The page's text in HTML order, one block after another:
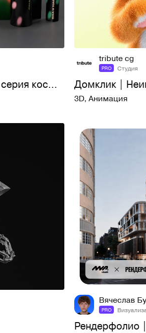
Новогодняя лимитированная серия косметики
tribute cg
PRO Студия
Домклик |
3D,Анимация
Вячеслав
PRO
Рендерфолио